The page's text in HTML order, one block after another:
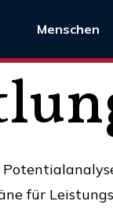
Menschen
für